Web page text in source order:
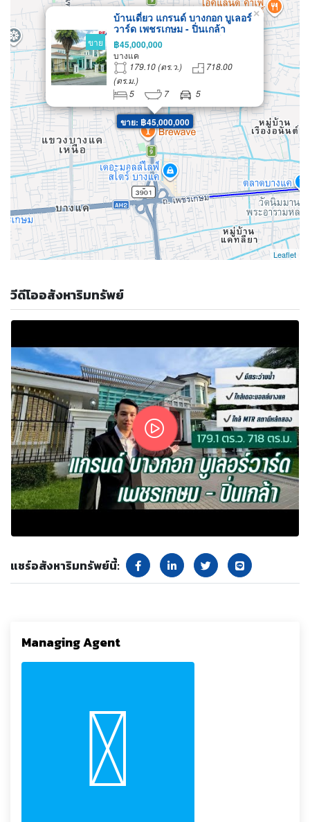
ขาย: ฿45,000,000
ขาย
บ้านเดี่ยว แกรนด์ บางกอก บูเลอร์
วาร์ด เพชรเกษม - ปิ่นเกล้า
ถ.กาญจนาภิเษก บางแค มีสระว่าย
น้ำส่วนตัว 179.1 ตร.ว.
฿45,000,000
บางแค
179.10 (ตร.ว.)
718.00
(ตร.ม.)
5
7 5
×
Leaflet
วีดีโออสังหาริมทรัพย์
แชร์อสังหาริมทรัพย์นี้:
Managing Agent